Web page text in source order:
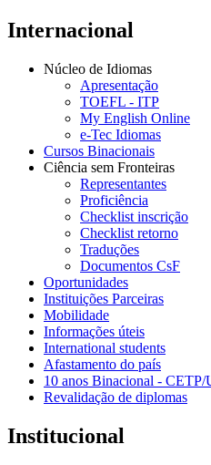
Internacional
Núcleo de Idiomas
Apresentação
TOEFL - ITP
My English Online
e-Tec Idiomas
Cursos Binacionais
Ciência sem Fronteiras
Representantes
Proficiência
Checklist inscrição
Checklist retorno
Traduções
Documentos CsF
Oportunidades
Instituições Parceiras
Mobilidade
Informações úteis
International students
Afastamento do país
10 anos Binacional -
Revalidação de diplomas
Institucional